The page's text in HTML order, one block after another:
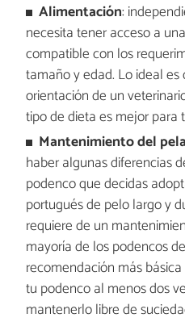
Alimentación:
necesita tener acceso a
compatible con los
tamaño y edad. Lo ideal
orientación de un
tipo de dieta es mejor para
Mantenimiento del
haber algunas diferencias
podenco que decidas
portugués de pelo largo y
requiere de un
mayoría de los podencos
recomendación más
tu podenco al menos dos
mantenerlo libre de